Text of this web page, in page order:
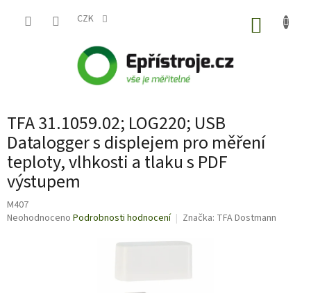
CZK
TFA 31.1059.02; LOG220; USB
Datalogger s displejem pro měření
teploty, vlhkosti a tlaku s PDF
výstupem
M407
Průměrné
Neohodnoceno Podrobnosti hodnocení Značka: TFA Dostmann